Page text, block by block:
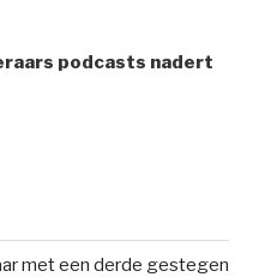
podcasts nadert
met een derde gestegen